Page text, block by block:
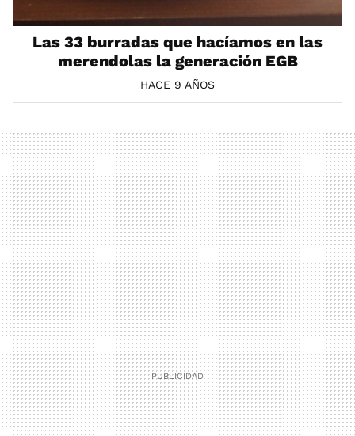
Las 33 burradas que hacíamos en las
merendolas la generación EGB
HACE 9 AÑOS